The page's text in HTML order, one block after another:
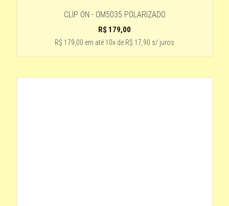
CLIP ON - OM5035 POLARIZADO
R$ 179,00
R$ 179,00 em até 10x de R$ 17,90 s/ juros